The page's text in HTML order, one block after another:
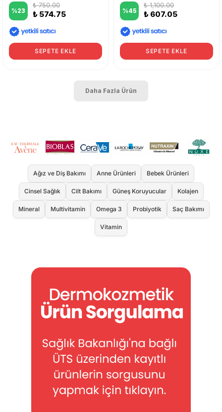
%23
₺ 750.00
₺ 574.75
SEPETE EKLE
%45
₺ 1,100.00
₺ 607.05
SEPETE EKLE
Daha Fazla Ürün
Ağız ve Diş Bakımı Anne Ürünleri Bebek Ürünleri
Cinsel Sağlık Cilt Bakımı Güneş Koruyucular Kolajen
Mineral Multivitamin Omega 3 Probiyotik Saç Bakımı
Vitamin